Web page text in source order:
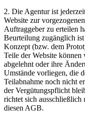
2. Die Agentur ist
Website zur
Auftraggeber zu erteilen
Beurteilung zugänglich
Konzept (bzw. dem
Teile der Website
abgelehnt oder ihre
Umstände vorliegen, die
Teilabnahme noch nicht
der Vergütungspflicht
richtet sich ausschließlich
diesen AGB.